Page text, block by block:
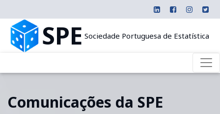
SPE Sociedade Portuguesa de Estatística
Comunicações da SPE